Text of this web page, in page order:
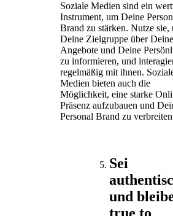
Soziale Medien sind ein
Instrument, um Deine
Brand zu stärken. Nutze sie,
Deine Zielgruppe über Deine
Angebote und Deine
zu informieren, und
regelmäßig mit ihnen.
Medien bieten auch die
Möglichkeit, eine starke
Präsenz aufzubauen und
Personal Brand zu
Sei
und